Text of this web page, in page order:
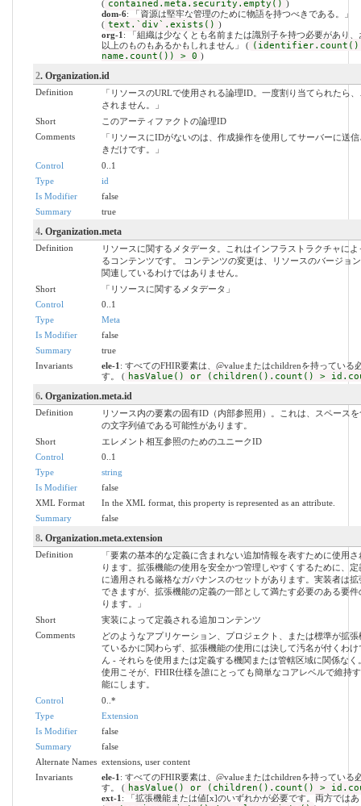
( contained.meta.security.empty() )
dom-6: 「資源は堅牢な管理のために物語を持つべきである。」
( text.`div`.exists() )
org-1 : 「組織は少なくとも名前または識別子を持つ必要があり、
以上のものもあるかもしれません」 ( (identifier.count()
name.count()) > 0 )
2. Organization.id
Definition
「リソースのURLで使用される論理ID。一度割り当てられたら
されません。」
Short
このアーティファクトの論理ID
Comments
「リソースにIDがないのは、作成操作を使用してサーバーに送
きだけです。」
Control
0..1
Type
id
Is Modifier
false
Summary
true
4. Organization.meta
Definition
リソースに関するメタデータ。これはインフラストラクチャに
るコンテンツです。 コンテンツの変更は、リソースのバージョ
関連しているわけではありません。
Short
「リソースに関するメタデータ」
Control
0..1
Type
Meta
Is Modifier
false
Summary
true
Invariants
ele-1 : すべてのFHIR要素は、@valueまたはchildrenを持っている
す。 ( hasValue() or (children().count() >
6. Organization.meta.id
Definition
リソース内の要素の固有ID（内部参照用）。これは、スペース
の文字列値である可能性があります。
Short
エレメント相互参照のためのユニークID
Control
0..1
Type
string
Is Modifier
false
XML Format
In the XML format, this property is represented as an attribute.
Summary
false
8. Organization.meta.extension
Definition
「要素の基本的な定義に含まれない追加情報を表すために使用
ります。拡張機能の使用を安全かつ管理しやすくするために、
に適用される厳格なガバナンスのセットがあります。実装者は拡
できますが、拡張機能の定義の一部として満たす必要のある要件
ります。」
Short
実装によって定義される追加コンテンツ
Comments
どのようなアプリケーション、プロジェクト、または標準が拡
ているかに関わらず、拡張機能の使用には決して汚名が付くわけ
ん - それらを使用または定義する機関または管轄区域に関係なく
使用こそが、FHIR仕様を誰にとっても簡単なコアレベルで維持
能にします。
Control
0..*
Type
Extension
Is Modifier
false
Summary
false
Alternate Names extensions, user content
Invariants
ele-1 : すべてのFHIR要素は、@valueまたはchildrenを持っている
す。 ( hasValue() or (children().count() >
ext-1 : 「拡張機能または値[x]のいずれかが必要です。両方では